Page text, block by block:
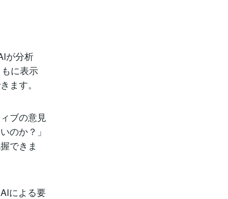
が分析
に表示
ます。
ブの意見
のか？」
できま
による要